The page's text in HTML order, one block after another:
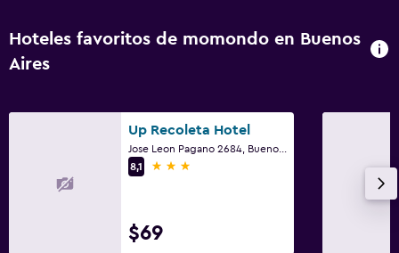
Hoteles favoritos de momondo en Buenos
Aires
Up Recoleta Hotel
8,1
3 estrellas
$69